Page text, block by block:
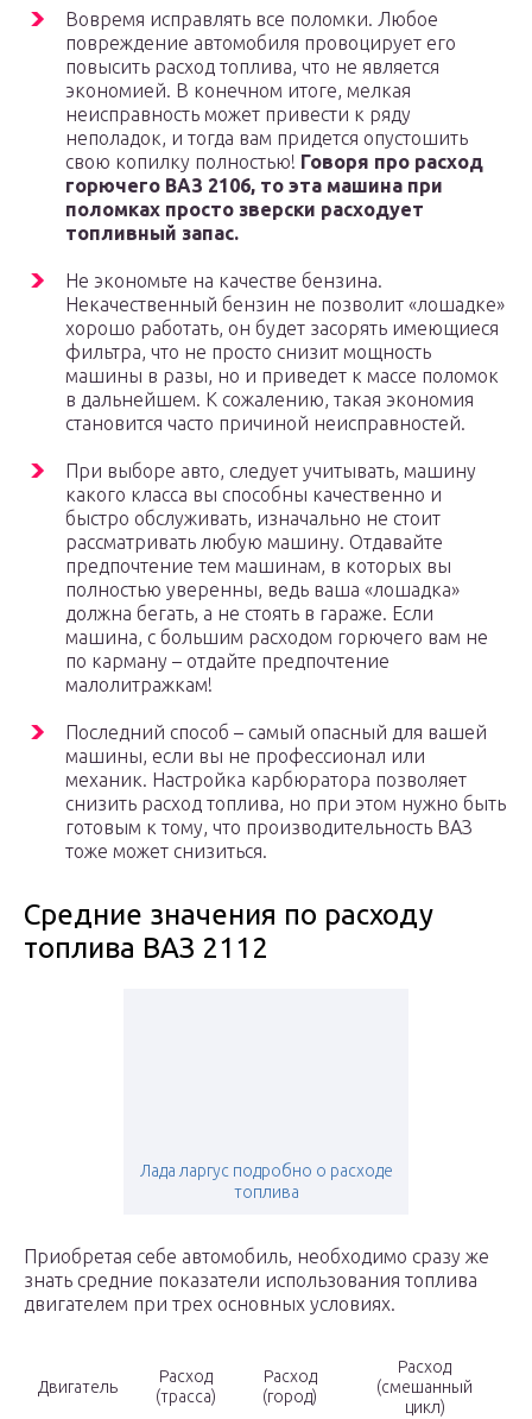
Вовремя исправлять все поломки. Любое
повреждение автомобиля провоцирует его
повысить расход топлива, что не является
экономией. В конечном итоге, мелкая
неисправность может привести к ряду
неполадок, и тогда вам придется опустошить
свою копилку полностью! Говоря про расход
горючего ВАЗ 2106, то эта машина при
поломках просто зверски расходует
топливный запас.
Не экономьте на качестве бензина.
Некачественный бензин не позволит «лошадке»
хорошо работать, он будет засорять имеющиеся
фильтра, что не просто снизит мощность
машины в разы, но и приведет к массе поломок
в дальнейшем. К сожалению, такая экономия
становится часто причиной неисправностей.
При выборе авто, следует учитывать, машину
какого класса вы способны качественно и
быстро обслуживать, изначально не стоит
рассматривать любую машину. Отдавайте
предпочтение тем машинам, в которых вы
полностью уверенны, ведь ваша «лошадка»
должна бегать, а не стоять в гараже. Если
машина, с большим расходом горючего вам не
по карману – отдайте предпочтение
малолитражкам!
Последний способ – самый опасный для вашей
машины, если вы не профессионал или
механик. Настройка карбюратора позволяет
снизить расход топлива, но при этом нужно быть
готовым к тому, что производительность ВАЗ
тоже может снизиться.
Средние значения по расходу
топлива ВАЗ 2112
Лада ларгус подробно о расходе
топлива
Приобретая себе автомобиль, необходимо сразу же
знать средние показатели использования топлива
двигателем при трех основных условиях.
Двигатель
Расход
(трасса)
Расход
(город)
Расход
(смешанный
цикл)